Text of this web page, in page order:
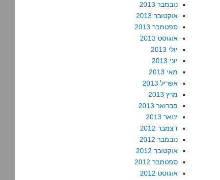
נובמבר 2013
אוקטובר 2013
ספטמבר 2013
אוגוסט 2013
יולי 2013
יוני 2013
מאי 2013
אפריל 2013
מרץ 2013
פברואר 2013
ינואר 2013
דצמבר 2012
נובמבר 2012
אוקטובר 2012
ספטמבר 2012
אוגוסט 2012